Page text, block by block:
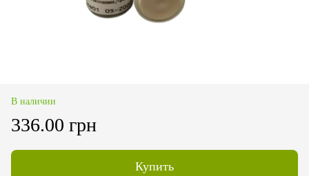
В наличии
336.00 грн
Купить